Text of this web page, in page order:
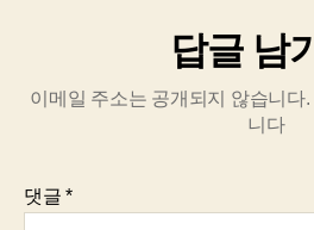
답글 남
이메일 주소는 공개되지 않습니다.
니다
댓글*